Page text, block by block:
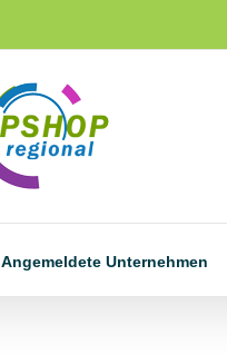
Angemeldete Unternehmen